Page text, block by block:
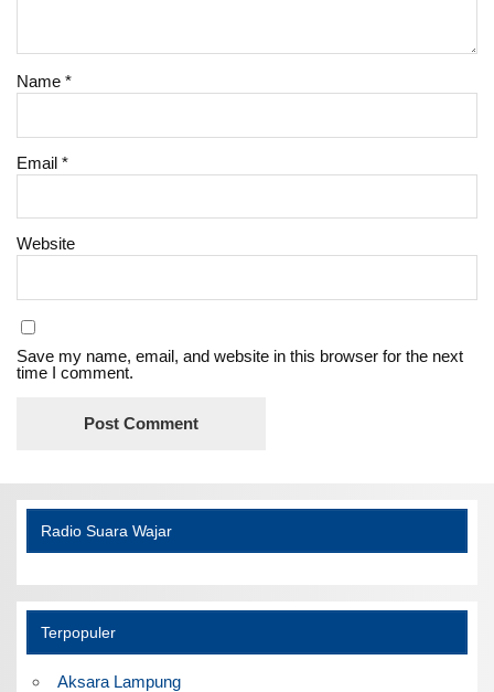
Name*
Email*
Website
Save my name, email, and website in this browser for the next
time I comment.
Radio Suara Wajar
Terpopuler
Aksara Lampung